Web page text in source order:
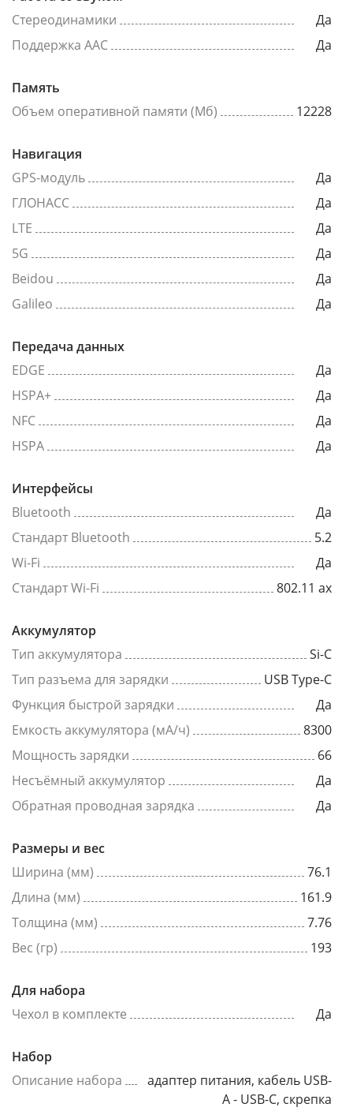
Стереодинамики
Да
Поддержка AAC
Да
Память
Объем оперативной памяти (Мб)
12228
Навигация
GPS-модуль
Да
ГЛОНАСС
Да
LTE
Да
5G
Да
Beidou
Да
Galileo
Да
Передача данных
EDGE
Да
HSPA+
Да
NFC
Да
HSPA
Да
Интерфейсы
Bluetooth
Да
Стандарт Bluetooth
5.2
Wi-Fi
Да
Стандарт Wi-Fi
802.11 ax
Аккумулятор
Тип аккумулятора
Si-C
Тип разъема для зарядки
USB Type-C
Функция быстрой зарядки
Да
Емкость аккумулятора (мА/ч)
8300
Мощность зарядки
66
Несъёмный аккумулятор
Да
Обратная проводная зарядка
Да
Размеры и вес
Ширина (мм)
76.1
Длина (мм)
161.9
Толщина (мм)
7.76
Вес (гр)
193
Для набора
Чехол в комплекте
Да
Набор
Описание набора
адаптер питания, кабель USB-
A - USB-C, скрепка